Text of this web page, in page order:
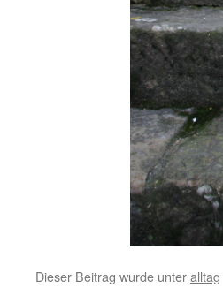
Dieser Beitrag wurde unteralltag